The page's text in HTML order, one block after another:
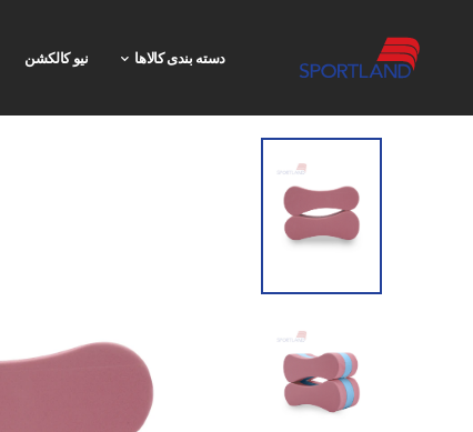
دسته بندی کالاها نیو کالکشن